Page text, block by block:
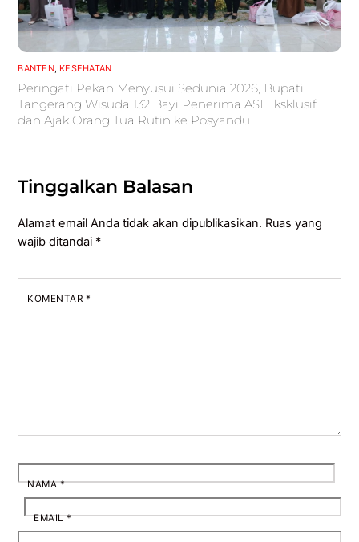
BANTEN, KESEHATAN
Peringati Pekan Menyusui Sedunia 2026, Bupati
Tangerang Wisuda 132 Bayi Penerima ASI Eksklusif
dan Ajak Orang Tua Rutin ke Posyandu
Tinggalkan Balasan
Alamat email Anda tidak akan dipublikasikan. Ruas yang
wajib ditandai *
KOMENTAR *
NAMA*
EMAIL*